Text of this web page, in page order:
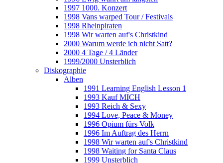
1997 1000. Konzert
1998 Vans warped Tour / Festivals
1998 Rheinpiraten
1998 Wir warten auf's Christkind
2000 Warum werde ich nicht Satt?
2000 4 Tage / 4 Länder
1999/2000 Unsterblich
Diskographie
Alben
1991 Learning English Lesson 1
1993 Kauf MICH
1993 Reich & Sexy
1994 Love, Peace & Money
1996 Opium fürs Volk
1996 Im Auftrag des Herrn
1998 Wir warten auf's Christkind
1998 Waiting for Santa Claus
1999 Unsterblich